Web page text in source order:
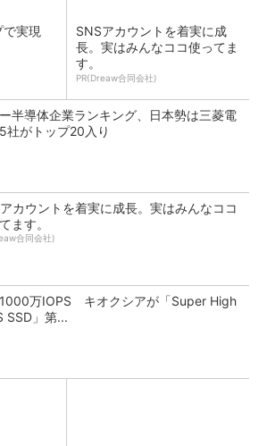
で実現
SNSアカウントを着実に成
長。実はみんなココ使ってま
す。
PR(Dreaw合同会社)
半導体企業ランキング、日本勢は三菱電
社がトップ20入り
カウントを着実に成長。実はみんなココ
ます。
合同会社)
万IOPS キオクシアが「Super High
SSD」第...